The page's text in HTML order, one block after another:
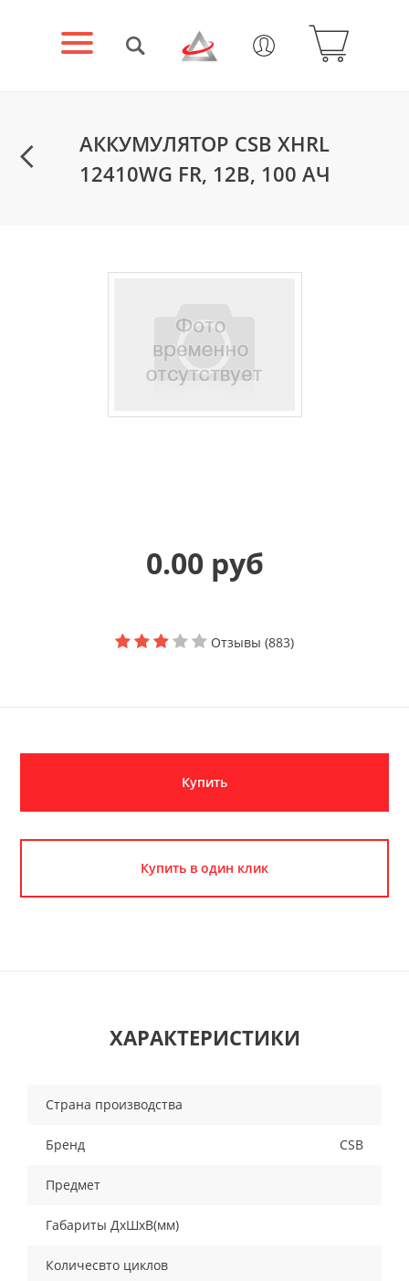
АККУМУЛЯТОР CSB XHRL
12410WG FR, 12В, 100 АЧ
0.00 руб
Отзывы (883)
Купить
Купить в один клик
ХАРАКТЕРИСТИКИ
Страна производства
Бренд CSB
Предмет
Габариты ДхШхВ(мм)
Количесвто циклов